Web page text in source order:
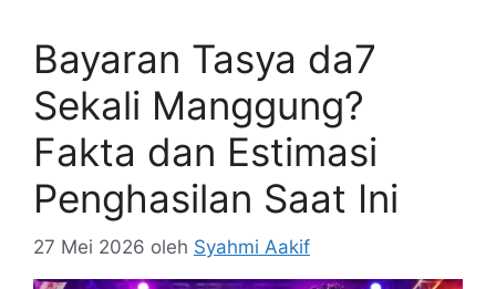
Bayaran Tasya da7
Sekali Manggung?
Fakta dan Estimasi
Penghasilan Saat Ini
27 Mei 2026 oleh Syahmi Aakif